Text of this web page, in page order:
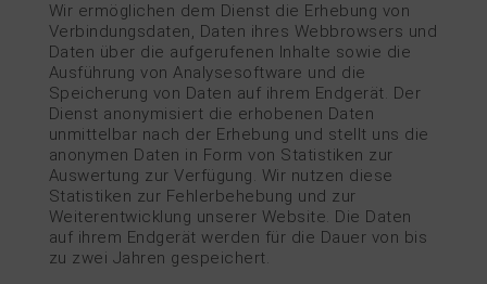
Wir ermöglichen dem Dienst die Erhebung von
Verbindungsdaten, Daten ihres Webbrowsers und
Daten über die aufgerufenen Inhalte sowie die
Ausführung von Analysesoftware und die
Speicherung von Daten auf ihrem Endgerät. Der
Dienst anonymisiert die erhobenen Daten
unmittelbar nach der Erhebung und stellt uns die
anonymen Daten in Form von Statistiken zur
Auswertung zur Verfügung. Wir nutzen diese
Statistiken zur Fehlerbehebung und zur
Weiterentwicklung unserer Website. Die Daten
auf ihrem Endgerät werden für die Dauer von bis
zu zwei Jahren gespeichert.